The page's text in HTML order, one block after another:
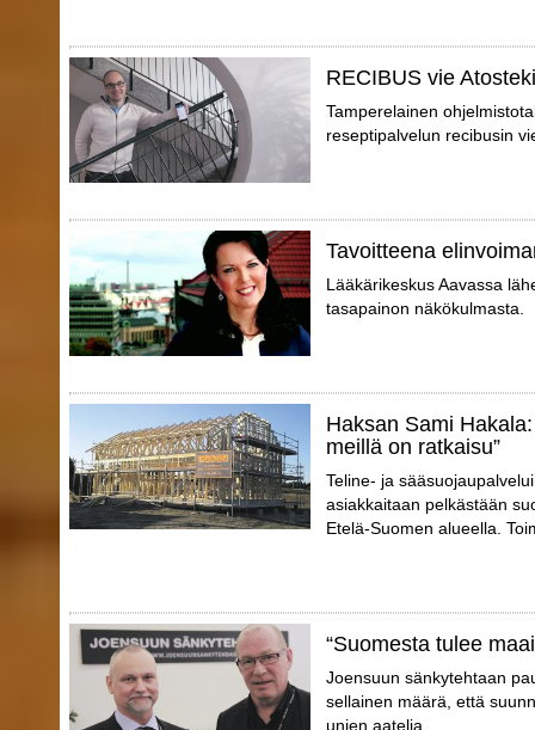
RECIBUS vie
Tamperelainen
reseptipalvelun recibusin
Tavoitteena
Lääkärikeskus Aavassa
tasapainon näkökulmasta.
Haksan Sami
meillä on ratkaisu”
Teline- ja
asiakkaitaan pelkästään
Etelä-Suomen alueella.
“Suomesta tulee
Joensuun sänkytehtaan
sellainen määrä, että
unien aatelia.